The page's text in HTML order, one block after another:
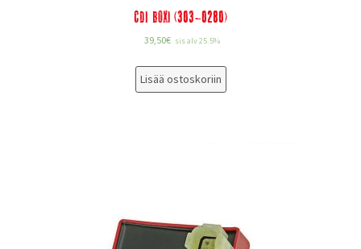
CDI Boxi (303-0280)
39,50€ sis alv 25.5%
Lisää ostoskoriin